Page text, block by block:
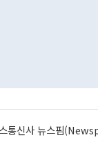
통신사 뉴스핌